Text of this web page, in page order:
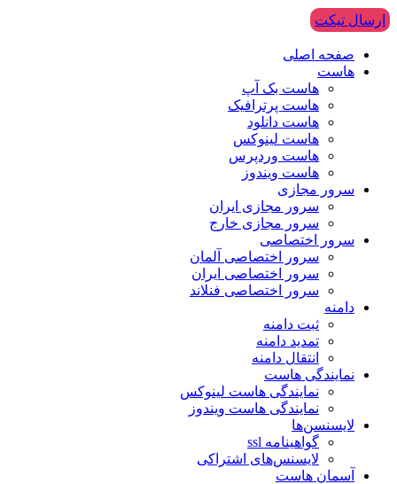
ارسال تیکت
صفحه اصلی
هاست
هاست بک آپ
هاست پرترافیک
هاست دانلود
هاست لینوکس
هاست وردپرس
هاست ویندوز
سرور مجازی
سرور مجازی ایران
سرور مجازی خارج
سرور اختصاصی
سرور اختصاصی آلمان
سرور اختصاصی ایران
سرور اختصاصی فنلاند
دامنه
ثبت دامنه
تمدید دامنه
انتقال دامنه
نمایندگی هاست
نمایندگی هاست لینوکس
نمایندگی هاست ویندوز
لایسنسن‌ها
گواهینامه ssl
لایسنس‌های اشتراکی
آسمان هاست